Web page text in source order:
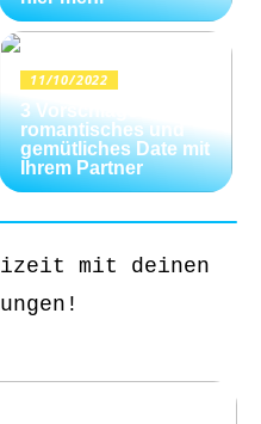
11/10/2022
3 Vorschläge für ein
romantisches und
gemütliches Date mit
Ihrem Partner
mit deinen